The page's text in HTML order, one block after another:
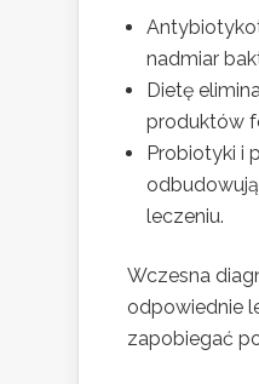
nadmiar
Dietę
produktów
Probiotyki i
leczeniu.
Wczesna
odpowiednie
zapobiegać